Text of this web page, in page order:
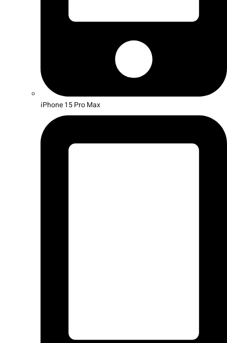
iPhone 15 Pro Max